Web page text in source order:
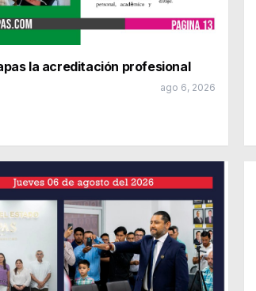
la acreditación profesional
ago 6, 2026